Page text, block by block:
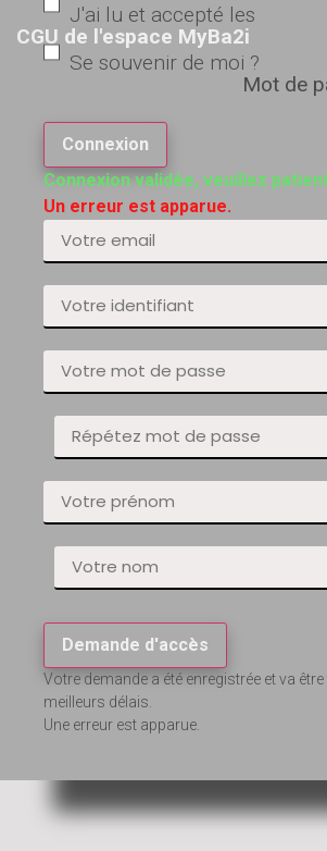
J'ai lu et accepté les
CGU de l'espace MyBa2i
Se souvenir de moi ?
Mot de
Connexion
Connexion validée, veuillez
Un erreur est apparue.
Demande d'accès
Votre demande a été enregistrée et va
meilleurs délais.
Une erreur est apparue.